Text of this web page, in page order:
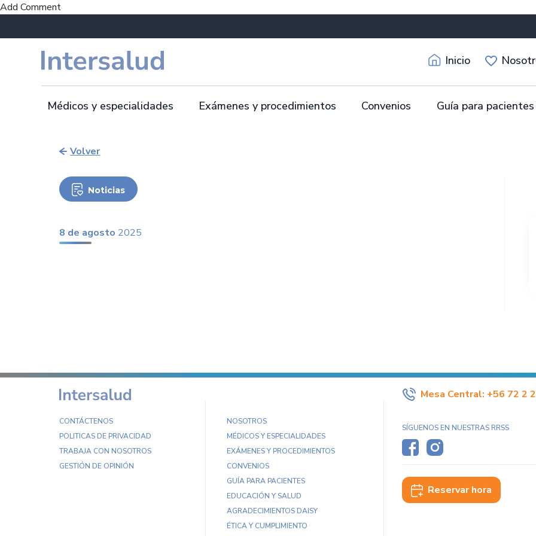
Add Comment
Inicio
Médicos y especialidades Exámenes y procedimientos Convenios Guía para pacientes
Volver
Noticias
8 de agosto 2025
CONTÁCTENOS
POLITICAS DE PRIVACIDAD
TRABAJA CON NOSOTROS
GESTIÓN DE OPINIÓN
NOSOTROS
MÉDICOS Y ESPECIALIDADES
EXÁMENES Y PROCEDIMIENTOS
CONVENIOS
GUÍA PARA PACIENTES
EDUCACIÓN Y SALUD
AGRADECIMIENTOS DAISY
ÉTICA Y CUMPLIMIENTO
Mesa Central: +56 72 2
SÍGUENOS EN NUESTRAS RRSS
Reservar hora